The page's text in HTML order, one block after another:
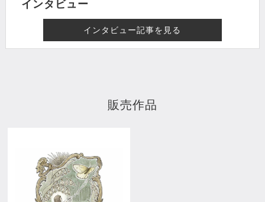
インタビュー
インタビュー記事を見る
販売作品